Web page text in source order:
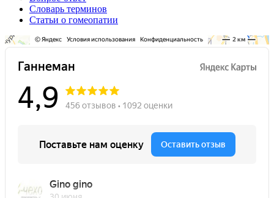
Словарь терминов
Статьи о гомеопатии